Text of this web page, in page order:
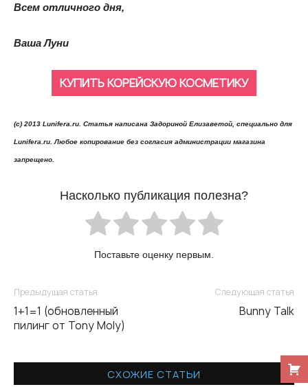
Всем отличного дня,
Ваша Луни
КУПИТЬ КОРЕЙСКУЮ КОСМЕТИКУ
(c) 2013 Lunifera.ru. Статья написана Задориной Елизаветой, специально для
Lunifera.ru. Любое копирование без согласия администрации магазина
запрещено.
Насколько публикация полезна?
Поставьте оценку первым.
Предыдущая статья
1+1=1 (обновленный
пилинг от Tony Moly)
Следующая статья
Bunny Talk
СХОЖИЕ СТАТЬИ